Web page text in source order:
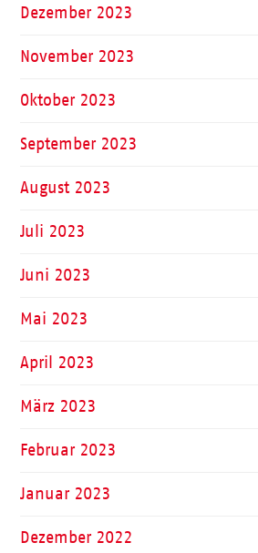
Dezember 2023
November 2023
Oktober 2023
September 2023
August 2023
Juli 2023
Juni 2023
Mai 2023
April 2023
März 2023
Februar 2023
Januar 2023
Dezember 2022